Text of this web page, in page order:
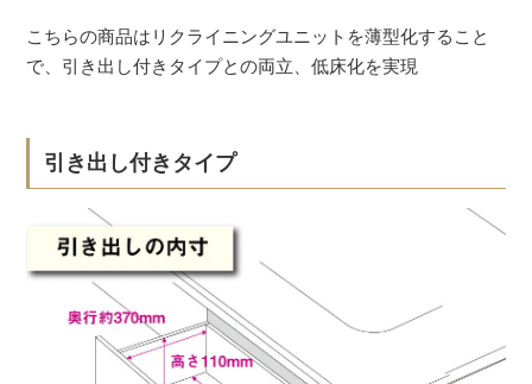
こちらの商品はリクライニングユニットを薄型化すること
で、引き出し付きタイプとの両立、低床化を実現
引き出し付きタイプ